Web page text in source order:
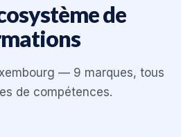
de
— 9 marques, tous
de compétences.